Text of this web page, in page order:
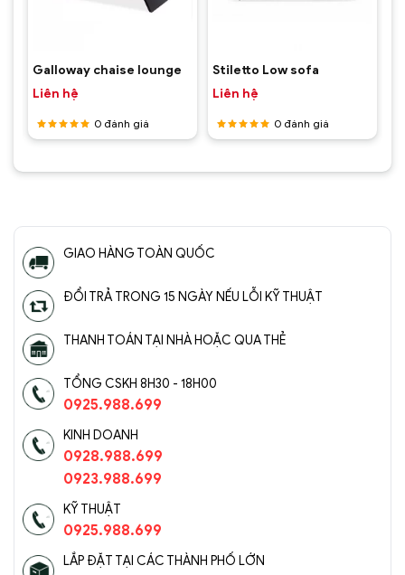
Galloway chaise lounge
Liên hệ
Được
55 sao
0 đánh giá
Stiletto Low sofa
Liên hệ
Được
55 sao
0 đánh giá
GIAO HÀNG TOÀN QUỐC
ĐỔI TRẢ TRONG 15 NGÀY NẾU LỖI KỸ THUẬT
THANH TOÁN TẠI NHÀ HOẶC QUA THẺ
TỔNG CSKH 8H30 - 18H00
0925.988.699
KINH DOANH
0928.988.699
0923.988.699
KỸ THUẬT
0925.988.699
LẮP ĐẶT TẠI CÁC THÀNH PHỐ LỚN